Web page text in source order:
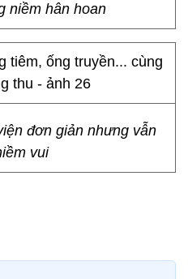
niềm hân hoan
đơn giản nhưng vẫn
vui